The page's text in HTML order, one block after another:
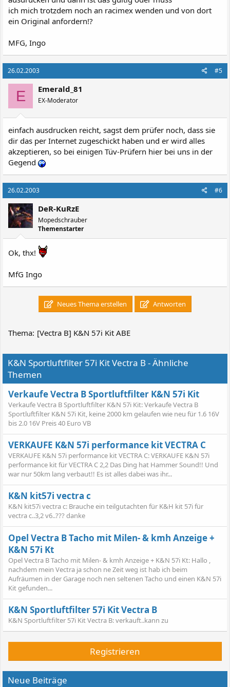
ich mich trotzdem noch an racimex wenden und von dort
ein Original anfordern!?
MFG, Ingo
26.02.2003 #5
E Emerald_81
EX-Moderator
einfach ausdrucken reicht, sagst dem prüfer noch, dass sie
dir das per Internet zugeschickt haben und er wird alles
akzeptieren, so bei einigen Tüv-Prüfern hier bei uns in der
Gegend
26.02.2003 #6
DeR-KuRzE
Mopedschrauber
Themenstarter
Ok, thx!
MfG Ingo
Neues Thema erstellen Antworten
Thema: [Vectra B] K&N 57i Kit ABE
K&N Sportluftfilter 57i Kit Vectra B - Ähnliche
Themen
Verkaufe Vectra B Sportluftfilter K&N 57i Kit
Verkaufe Vectra B Sportluftfilter K&N 57i Kit: Verkaufe Vectra B
Sportluftfilter K&N 57i Kit, keine 2000 km gelaufen wie neu für 1.6 16V
bis 2.0 16V Preis 40 Euro VB
VERKAUFE K&N 57i performance kit VECTRA C
VERKAUFE K&N 57i performance kit VECTRA C: VERKAUFE K&N 57i
performance kit für VECTRA C 2,2 Das Ding hat Hammer Sound!! Und
war nur 50km lang verbaut!! Es ist alles dabei was ihr...
K&N kit57i vectra c
K&N kit57i vectra c: Brauche ein teilgutachten für K&H kit 57i für
vectra c..3,2 v6..??? danke
Opel Vectra B Tacho mit Milen- & kmh Anzeige +
K&N 57i Kt
Opel Vectra B Tacho mit Milen- & kmh Anzeige + K&N 57i Kt: Hallo ,
nachdem mein Vectra ja schon ne Zeit weg ist hab ich beim
Aufräumen in der Garage noch nen seltenen Tacho und einen K&N 57i
Kit gefunden...
K&N Sportluftfilter 57i Kit Vectra B
K&N Sportluftfilter 57i Kit Vectra B: verkauft..kann zu
Registrieren
Neue Beiträge